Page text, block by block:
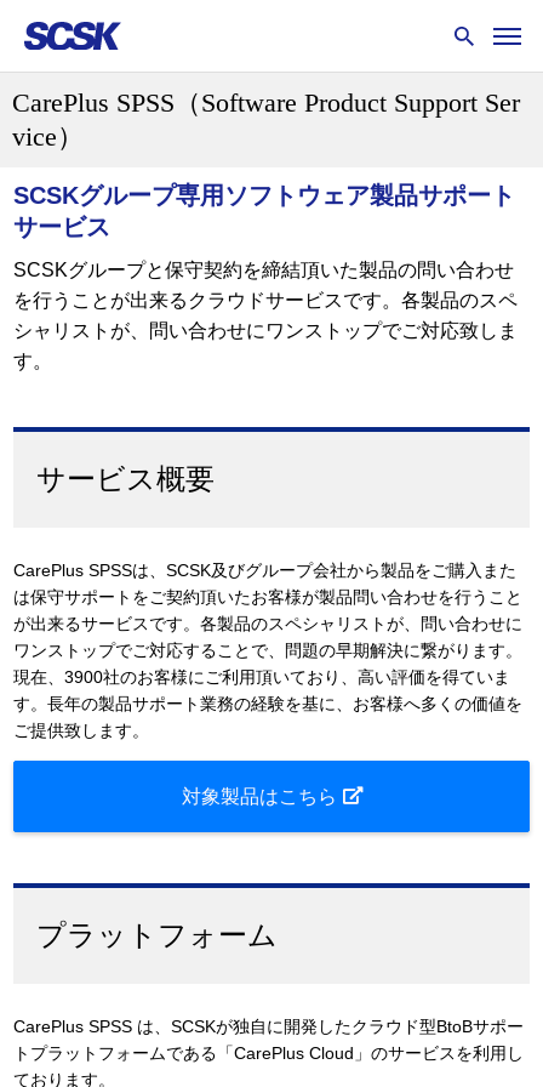
CarePlus SPSS（Software Product Support Ser
vice）
SCSKグループ専用ソフトウェア製品サポート
サービス
SCSKグループと保守契約を締結頂いた製品の問い合わせ
を行うことが出来るクラウドサービスです。各製品のスペ
シャリストが、問い合わせにワンストップでご対応致しま
す。
サービス概要
CarePlus SPSSは、SCSK及びグループ会社から製品をご購入また
は保守サポートをご契約頂いたお客様が製品問い合わせを行うこと
が出来るサービスです。各製品のスペシャリストが、問い合わせに
ワンストップでご対応することで、問題の早期解決に繋がります。
現在、3900社のお客様にご利用頂いており、高い評価を得ていま
す。長年の製品サポート業務の経験を基に、お客様へ多くの価値を
ご提供致します。
対象製品はこちら
プラットフォーム
CarePlus SPSS は、SCSKが独自に開発したクラウド型BtoBサポー
トプラットフォームである「CarePlus Cloud」のサービスを利用し
ております。